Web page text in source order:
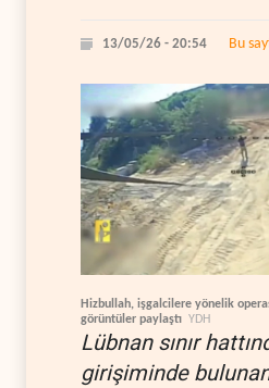
13/05/26 - 20:54 Bu
Hizbullah, işgalcilere yönelik
görüntüler paylaştı YDH
Lübnan sınır
girişiminde